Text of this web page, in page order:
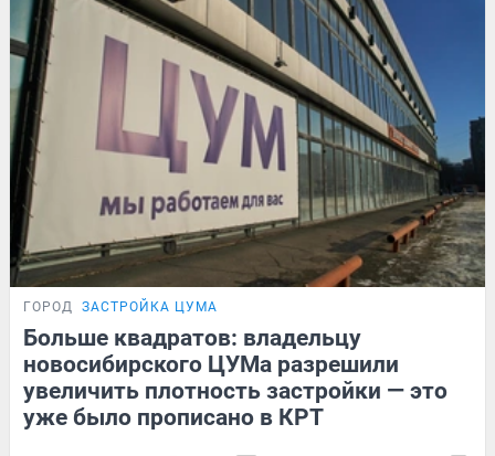
ГОРОД ЗАСТРОЙКА ЦУМА
Больше квадратов: владельцу
новосибирского ЦУМа разрешили
увеличить плотность застройки — это
уже было прописано в КРТ